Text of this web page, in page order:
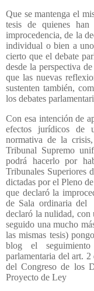
Que se mantenga el
tesis de quienes
improcedencia, de la
individual o bien a
cierto que el debate
desde la perspectiva
que las nuevas
sustenten también,
los debates
Con esa intención de
efectos jurídicos de
normativa de la
Tribunal Supremo
podrá hacerlo por
Tribunales Superiores
dictadas por el Pleno
que declaró la
de Sala ordinaria del
declaró la nulidad, con
seguido una mucho
las mismas tesis)
blog el
parlamentaria del art.
del Congreso de los
Proyecto de Ley